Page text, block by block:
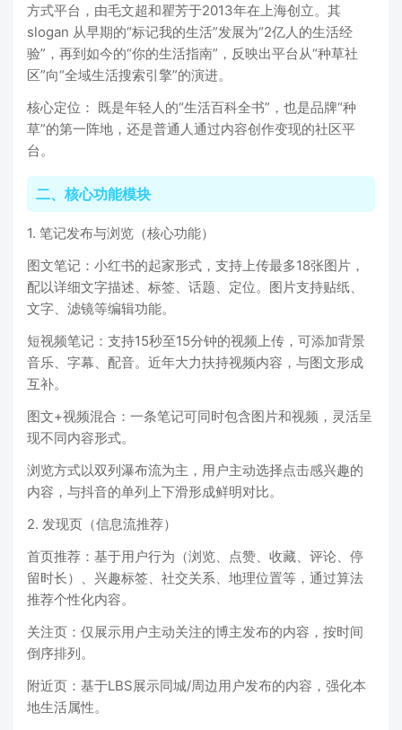
方式平台，由毛文超和瞿芳于2013年在上海创立。其
slogan 从早期的“标记我的生活”发展为“2亿人的生活经
验”，再到如今的“你的生活指南”，反映出平台从“种草社
区”向“全域生活搜索引擎”的演进。
核心定位： 既是年轻人的“生活百科全书”，也是品牌“种
草”的第一阵地，还是普通人通过内容创作变现的社区平
台。
二、核心功能模块
1. 笔记发布与浏览（核心功能）
图文笔记：小红书的起家形式，支持上传最多18张图片，
配以详细文字描述、标签、话题、定位。图片支持贴纸、
文字、滤镜等编辑功能。
短视频笔记：支持15秒至15分钟的视频上传，可添加背景
音乐、字幕、配音。近年大力扶持视频内容，与图文形成
互补。
图文+视频混合：一条笔记可同时包含图片和视频，灵活呈
现不同内容形式。
浏览方式以双列瀑布流为主，用户主动选择点击感兴趣的
内容，与抖音的单列上下滑形成鲜明对比。
2. 发现页（信息流推荐）
首页推荐：基于用户行为（浏览、点赞、收藏、评论、停
留时长）、兴趣标签、社交关系、地理位置等，通过算法
推荐个性化内容。
关注页：仅展示用户主动关注的博主发布的内容，按时间
倒序排列。
附近页：基于LBS展示同城/周边用户发布的内容，强化本
地生活属性。